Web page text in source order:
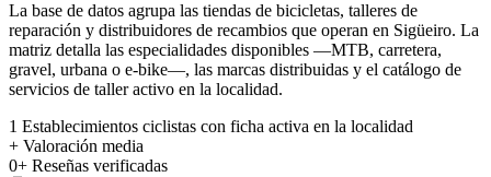
La base de datos agrupa las tiendas de bicicletas, talleres de
reparación y distribuidores de recambios que operan en Sigüeiro. La
matriz detalla las especialidades disponibles —MTB, carretera,
gravel, urbana o e-bike—, las marcas distribuidas y el catálogo de
servicios de taller activo en la localidad.
1 Establecimientos ciclistas con ficha activa en la localidad
+ Valoración media
0+ Reseñas verificadas